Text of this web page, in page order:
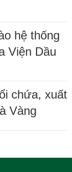
hệ thống
Viện Dầu
chứa, xuất
Vàng